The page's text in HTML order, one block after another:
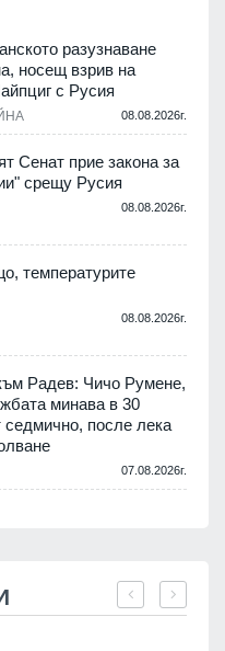
разузнаване
носещ взрив на
с Русия
08.08.2026г.
Сенат прие закона за
срещу Русия
08.08.2026г.
температурите
08.08.2026г.
Радев: Чичо Румене,
минава в 30
седмично, после лека
07.08.2026г.